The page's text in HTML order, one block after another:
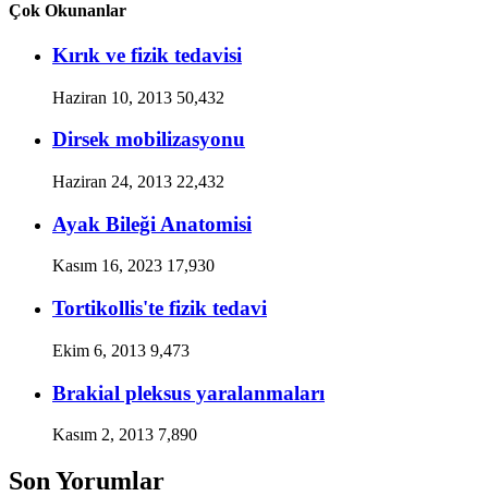
Çok Okunanlar
Kırık ve fizik tedavisi
Haziran 10, 2013 50,432
Dirsek mobilizasyonu
Haziran 24, 2013 22,432
Ayak Bileği Anatomisi
Kasım 16, 2023 17,930
Tortikollis'te fizik tedavi
Ekim 6, 2013 9,473
Brakial pleksus yaralanmaları
Kasım 2, 2013 7,890
Son Yorumlar